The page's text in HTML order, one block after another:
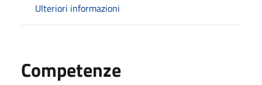
Ulteriori informazioni
Competenze